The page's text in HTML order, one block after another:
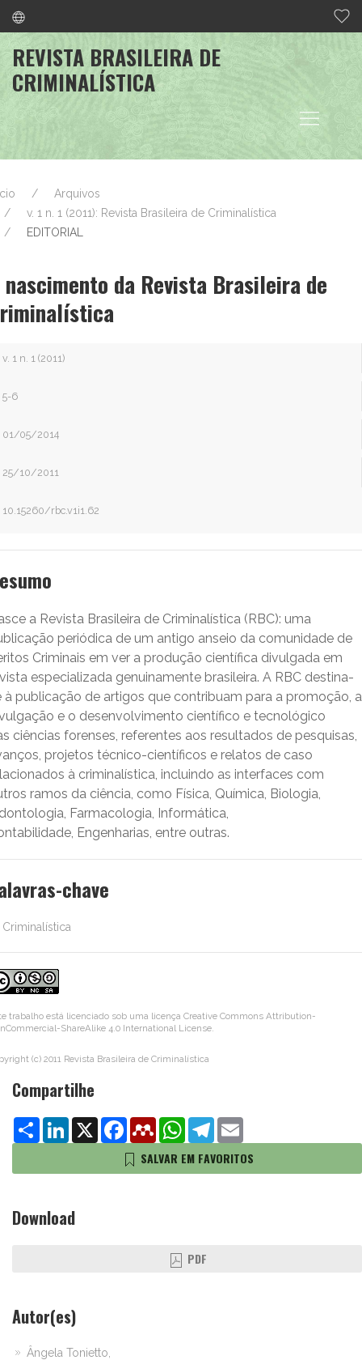
REVISTA BRASILEIRA DE
CRIMINALÍSTICA
Arquivos
v. 1 n. 1 (2011): Revista Brasileira de Criminalística
EDITORIAL
nascimento da Revista Brasileira de
v. 1 n. 1 (2011)
5-6
01/05/2014
25/10/2011
10.15260/rbc.v1i1.62
a Revista Brasileira de Criminalística (RBC): uma
periódica de um antigo anseio da comunidade de
Criminais em ver a produção científica divulgada em
especializada genuinamente brasileira. A RBC destina-
à publicação de artigos que contribuam para a promoção, a
e o desenvolvimento científico e tecnológico
ciências forenses, referentes aos resultados de pesquisas,
projetos técnico-científicos e relatos de caso
à criminalística, incluindo as interfaces com
ramos da ciência, como Física, Química, Biologia,
Farmacologia, Informática,
Engenharias, entre outras.
chave
Criminalística
trabalho está licenciado sob uma licença Creative Commons Attribution-
ShareAlike 4.0 International License.
(c) 2011 Revista Brasileira de Criminalística
Compartilhe
ShareLinkedIn
X FacebookMendeleyWhatsApp
Telegram
SALVAR EM FAVORITOS
Download
PDF
Autor(es)
Ângela Tonietto,